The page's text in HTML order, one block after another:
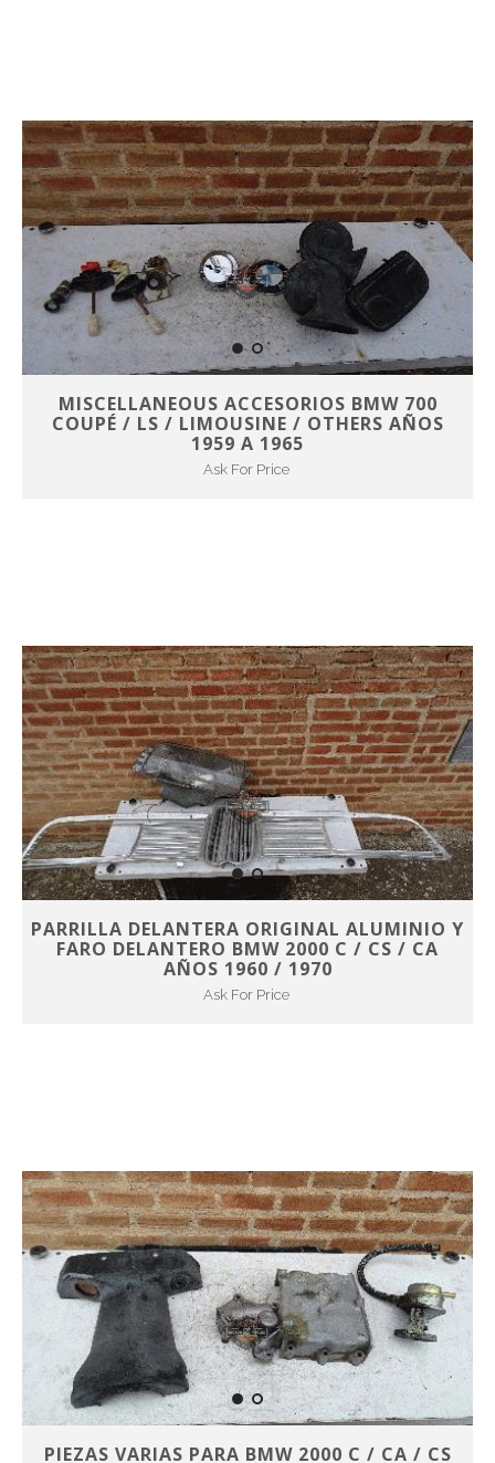
MISCELLANEOUS ACCESORIOS BMW 700
COUPÉ / LS / LIMOUSINE / OTHERS AÑOS
1959 A 1965
Ask For Price
PARRILLA DELANTERA ORIGINAL ALUMINIO Y
FARO DELANTERO BMW 2000 C / CS / CA
AÑOS 1960 / 1970
Ask For Price
PIEZAS VARIAS PARA BMW 2000 C / CA / CS